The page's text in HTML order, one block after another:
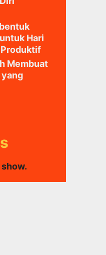
Hari
Produktif
Membuat
yang